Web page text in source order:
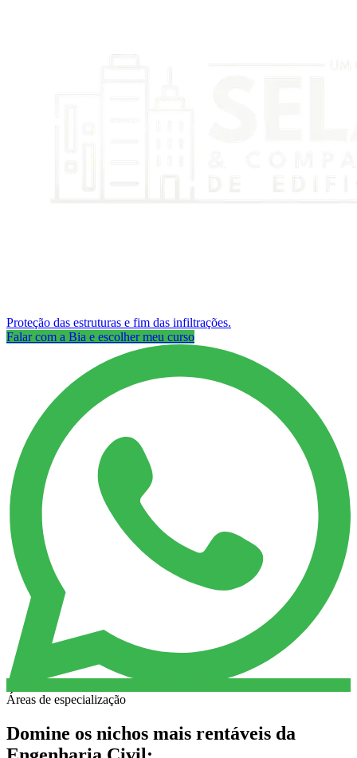
Proteção das estruturas e fim das infiltrações.
Falar com a Bia e escolher meu curso
Áreas de especialização
Domine os nichos mais rentáveis da